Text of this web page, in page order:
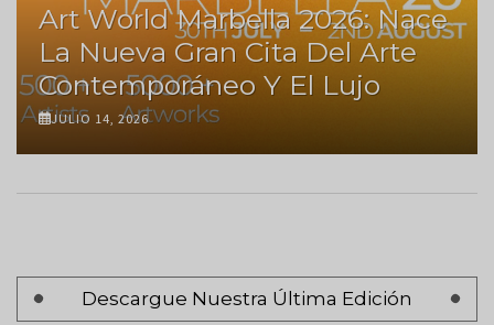
Art World Marbella 2026: Nace
La Nueva Gran Cita Del Arte
Contemporáneo Y El Lujo
JULIO 14, 2026
Descargue Nuestra Última Edición
Paginación